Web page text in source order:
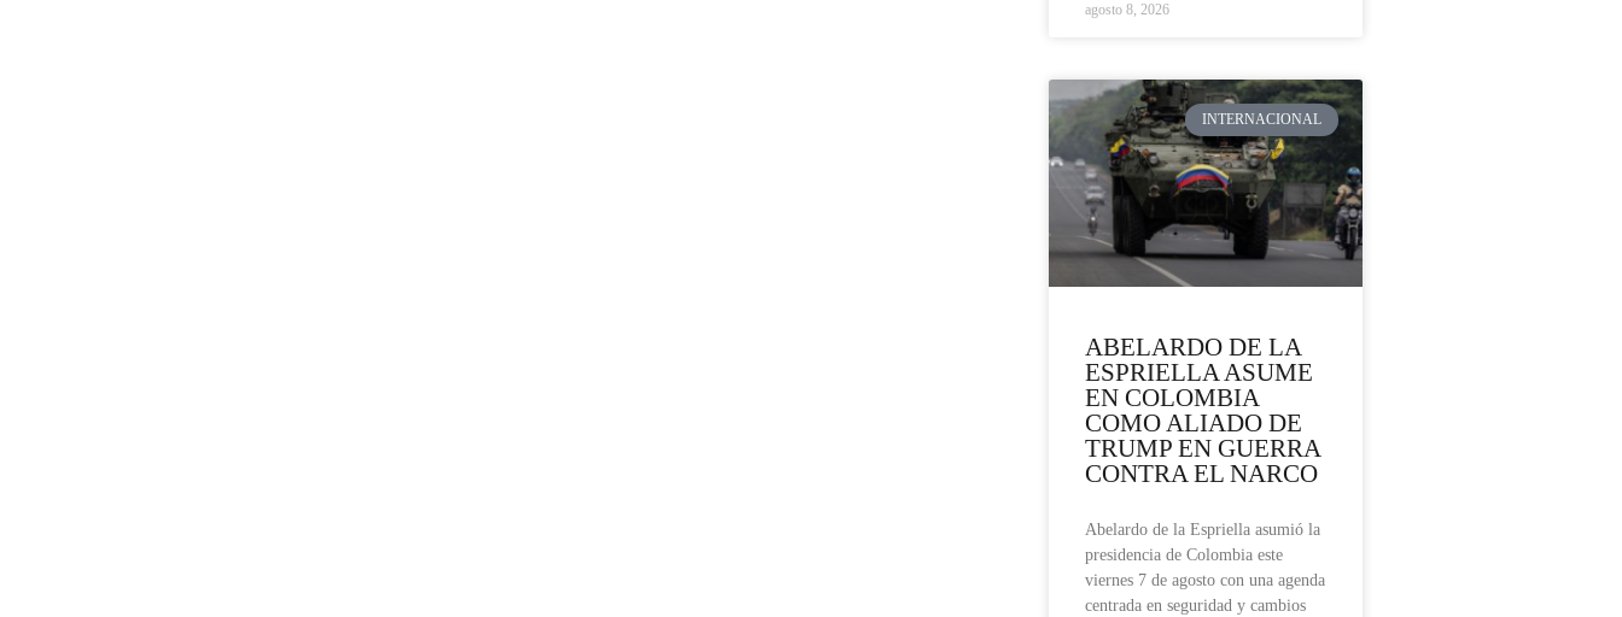
agosto 8, 2026
INTERNACIONAL
ABELARDO DE LA
ESPRIELLA ASUME
EN COLOMBIA
COMO ALIADO DE
TRUMP EN GUERRA
CONTRA EL NARCO
Abelardo de la Espriella asumió la
presidencia de Colombia este
viernes 7 de agosto con una agenda
centrada en seguridad y cambios